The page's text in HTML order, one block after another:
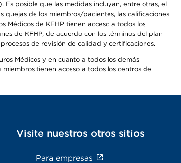
Es posible que las medidas incluyan, entre otras, el
de los miembros/pacientes, las calificaciones
Médicos de KFHP tienen acceso a todos los
de KFHP, de acuerdo con los términos del plan
de revisión de calidad y certificaciones.
Médicos y en cuanto a todos los demás
tienen acceso a todos los centros de
Visite nuestros otros sitios
Para empresas